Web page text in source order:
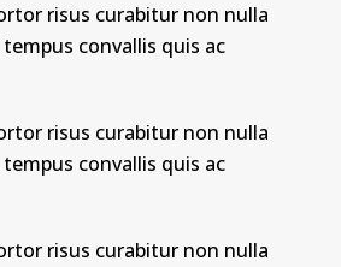
risus curabitur non nulla
convallis quis ac
risus curabitur non nulla
convallis quis ac
risus curabitur non nulla